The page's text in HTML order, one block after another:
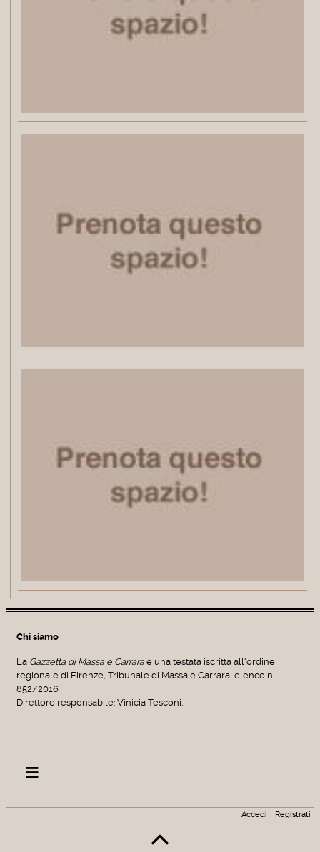
Chi siamo
La Gazzetta di Massa e Carraraè una testata iscritta all'ordine
regionale di Firenze, Tribunale di Massa e Carrara, elenco n.
852/2016
Direttore responsabile: Vinicia Tesconi.
Accedi Registrati